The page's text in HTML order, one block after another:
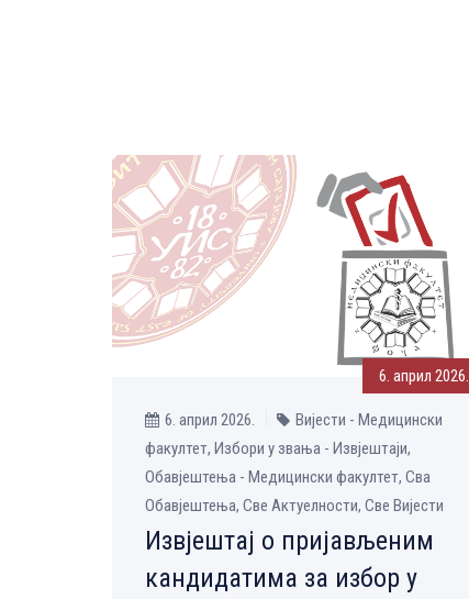
6. април 2026.
6. април 2026.
Вијести - Медицински
факултет, Избори у звања - Извјештаји,
Обавјештења - Медицински факултет, Сва
Обавјештења, Све Aктуелности, Све Вијести
Извјештај o пријављеним
кандидатима за избор у